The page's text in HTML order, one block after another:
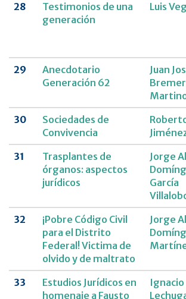
28
Testimonios de una
generación
Luis
29
Anecdotario
Generación 62
Juan
30
Sociedades de
Convivencia
31
Trasplantes de
órganos: aspectos
jurídicos
Jorge
García
32
¡Pobre Código Civil
para el Distrito
Federal! Victima de
olvido y de maltrato
Jorge
33
Estudios Jurídicos en
homenaje a Fausto